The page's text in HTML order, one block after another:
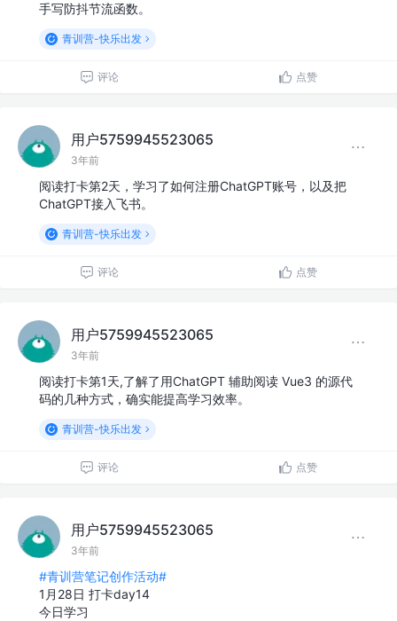
手写防抖节流函数。
青训营-快乐出发
评论 点赞
用户5759945523065
3年前
阅读打卡第2天，学习了如何注册ChatGPT账号，以及把
ChatGPT接入飞书。
青训营-快乐出发
评论 点赞
用户5759945523065
3年前
阅读打卡第1天,了解了用ChatGPT 辅助阅读 Vue3 的源代
码的几种方式，确实能提高学习效率。
青训营-快乐出发
评论 点赞
用户5759945523065
3年前
#青训营笔记创作活动#
1月28日 打卡day14
今日学习